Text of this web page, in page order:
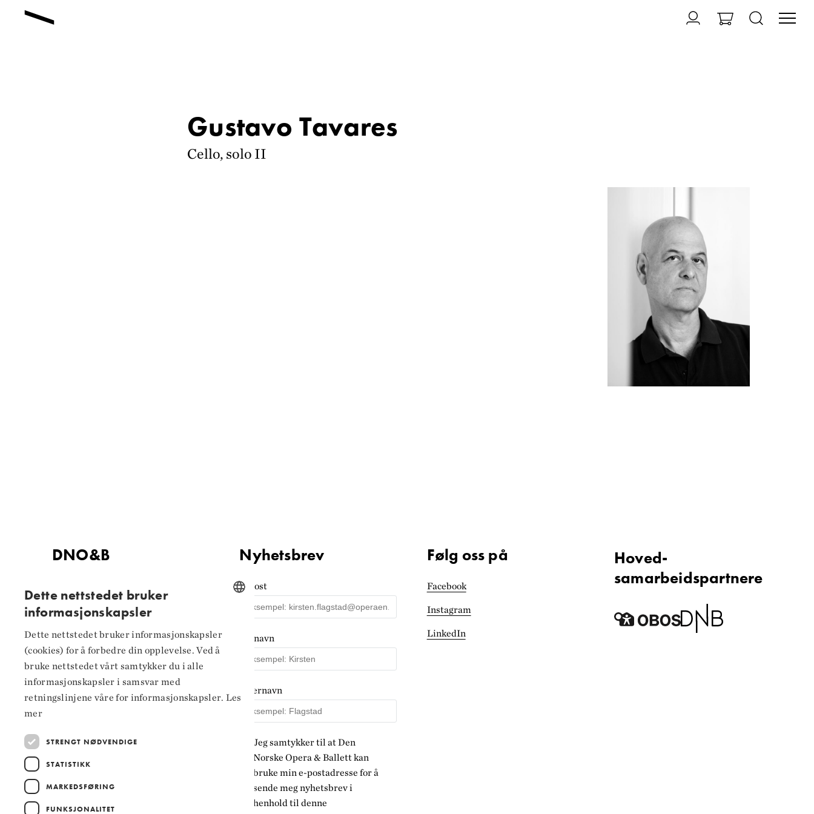
Gustavo Tavares
Cello, solo II
DNO&B
Tilgjengelighets­erklæring
Personvern og
informasjonskapsler
Innstillinger for
informasjonskapsler
Nyhetsbrev
E-post
Fornavn
Etternavn
Jeg samtykker til at Den
Norske Opera & Ballett kan
bruke min e-postadresse for å
sende meg nyhetsbrev i
henhold til denne
Følg oss på
Facebook
Instagram
LinkedIn
Hoved­
samarbeidspartnere
ENGLISH
Dette nettstedet bruker
informasjonskapsler
Dette nettstedet bruker informasjonskapsler
(cookies) for å forbedre din opplevelse. Ved å
bruke nettstedet vårt samtykker du i alle
informasjonskapsler i samsvar med
retningslinjene våre for informasjonskapsler. Les
mer
STRENGT NØDVENDIGE
STATISTIKK
MARKEDSFØRING
FUNKSJONALITET